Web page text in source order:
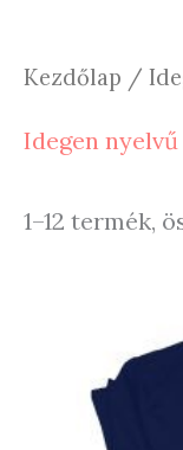
Kezdőlap /
Idegen
1–12 termék,